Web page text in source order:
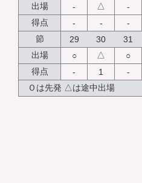
出場 - △ -
得点 - - -
節 29 30 31
出場 ○ △ ○
得点 - 1 -
Ｏは先発 △は途中出場